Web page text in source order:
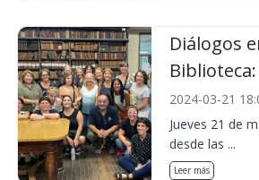
Diálogos
2024-03-21
Jueves 21 de
desde las ...
Leer más